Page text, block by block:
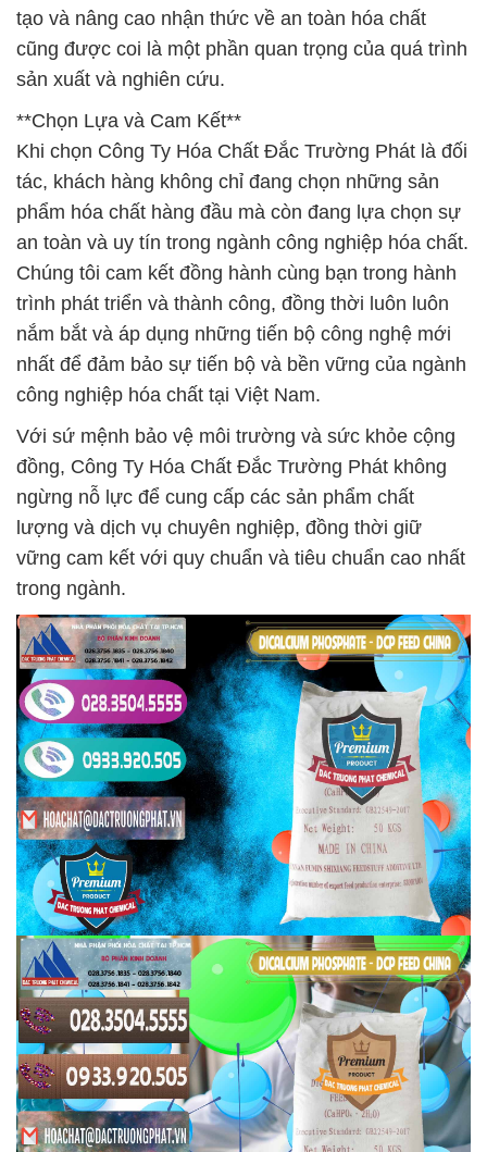
tạo và nâng cao nhận thức về an toàn hóa chất
cũng được coi là một phần quan trọng của quá trình
sản xuất và nghiên cứu.
**Chọn Lựa và Cam Kết**
Khi chọn Công Ty Hóa Chất Đắc Trường Phát là đối
tác, khách hàng không chỉ đang chọn những sản
phẩm hóa chất hàng đầu mà còn đang lựa chọn sự
an toàn và uy tín trong ngành công nghiệp hóa chất.
Chúng tôi cam kết đồng hành cùng bạn trong hành
trình phát triển và thành công, đồng thời luôn luôn
nắm bắt và áp dụng những tiến bộ công nghệ mới
nhất để đảm bảo sự tiến bộ và bền vững của ngành
công nghiệp hóa chất tại Việt Nam.
Với sứ mệnh bảo vệ môi trường và sức khỏe cộng
đồng, Công Ty Hóa Chất Đắc Trường Phát không
ngừng nỗ lực để cung cấp các sản phẩm chất
lượng và dịch vụ chuyên nghiệp, đồng thời giữ
vững cam kết với quy chuẩn và tiêu chuẩn cao nhất
trong ngành.